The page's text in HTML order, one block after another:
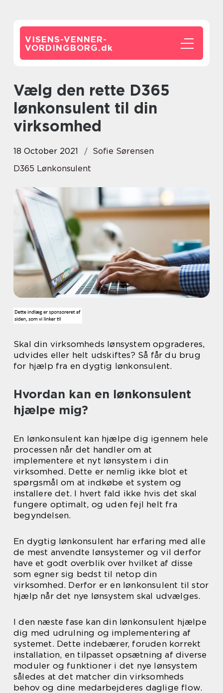
VISENS-VENNER-
VORDINGBORG.dk
Vælg den rette D365
lønkonsulent til din
virksomhed
18 October 2021
Sofie Sørensen
D365 Lønkonsulent
Skal din virksomheds lønsystem opgraderes,
udvides eller helt udskiftes? Så får du brug
for hjælp fra en dygtig lønkonsulent.
Hvordan kan en lønkonsulent
hjælpe mig?
En lønkonsulent kan hjælpe dig igennem hele
processen når det handler om at
implementere et nyt lønsystem i din
virksomhed. Dette er nemlig ikke blot et
spørgsmål om at indkøbe et system og
installere det. I hvert fald ikke hvis det skal
fungere optimalt, og uden fejl helt fra
begyndelsen.
En dygtig lønkonsulent har erfaring med alle
de mest anvendte lønsystemer og vil derfor
have et godt overblik over hvilket af disse
som egner sig bedst til netop din
virksomhed. Derfor er en lønkonsulent til stor
hjælp når det nye lønsystem skal udvælges.
I den næste fase kan din lønkonsulent hjælpe
dig med udrulning og implementering af
systemet. Dette indebærer, foruden korrekt
installation, en tilpasset opsætning af diverse
moduler og funktioner i det nye lønsystem
således at det matcher din virksomheds
behov og dine medarbejderes daglige flow.